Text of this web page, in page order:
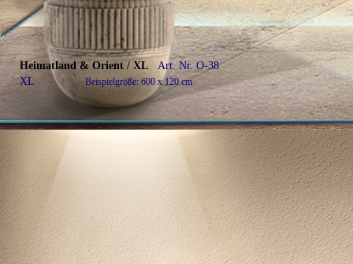
Heimatland & Orient / XL
Art. Nr. O-38
XL
Beispielgröße: 600 x 120 cm